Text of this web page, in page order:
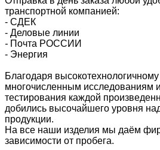
транспортной компанией:
- СДЕК
- Деловые линии
- Почта РОССИИ
- Энергия
Благодаря
многочисленным исследованиям
тестирования каждой
добились высочайшего уровня
продукции.
На все наши изделия мы даём
зависимости от пробега.